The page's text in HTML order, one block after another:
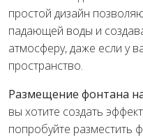
простой дизайн
падающей воды и
атмосферу, даже если у
пространство.
Размещение фонтана
вы хотите создать
попробуйте разместить